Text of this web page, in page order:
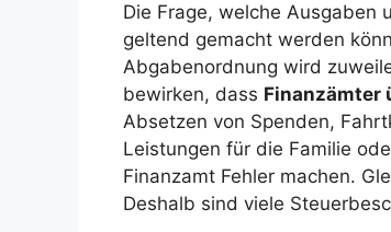
Die Frage, welche Ausgaben
geltend gemacht werden
Abgabenordnung wird
bewirken, dass Finanzämter
Absetzen von Spenden,
Leistungen für die Familie
Finanzamt Fehler machen.
Deshalb sind viele